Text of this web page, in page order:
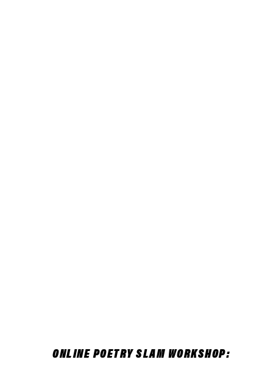
ONLINE POETRY SLAM WORKSHOP: